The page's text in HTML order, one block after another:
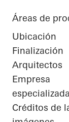
Áreas de
Ubicación
Finalización
Arquitectos
Empresa
especializada
Créditos de